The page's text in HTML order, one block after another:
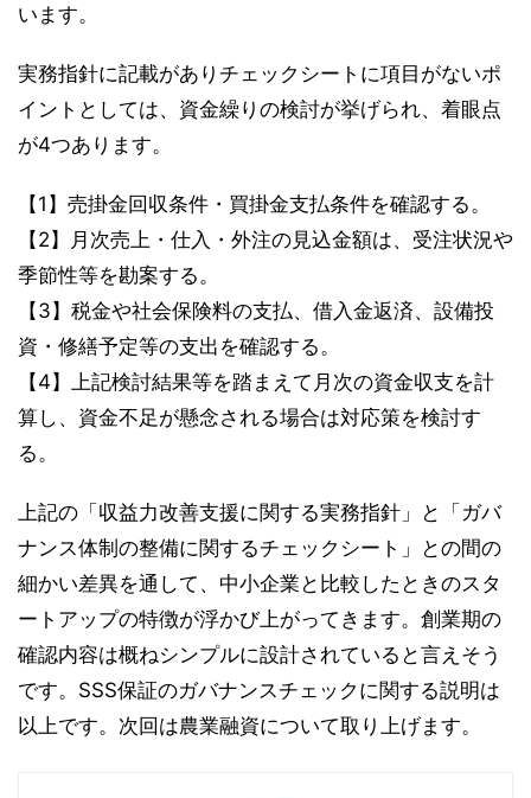
います。
実務指針に記載がありチェックシートに項目がないポ
イントとしては、資金繰りの検討が挙げられ、着眼点
が4つあります。
【1】売掛金回収条件・買掛金支払条件を確認する。
【2】月次売上・仕入・外注の見込金額は、受注状況や
季節性等を勘案する。
【3】税金や社会保険料の支払、借入金返済、設備投
資・修繕予定等の支出を確認する。
【4】上記検討結果等を踏まえて月次の資金収支を計
算し、資金不足が懸念される場合は対応策を検討す
る。
上記の「収益力改善支援に関する実務指針」と「ガバ
ナンス体制の整備に関するチェックシート」との間の
細かい差異を通して、中小企業と比較したときのスタ
ートアップの特徴が浮かび上がってきます。創業期の
確認内容は概ねシンプルに設計されていると言えそう
です。SSS保証のガバナンスチェックに関する説明は
以上です。次回は農業融資について取り上げます。